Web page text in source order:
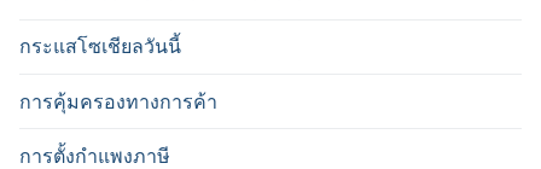
กระแสโซเชียลวันนี้
การคุ้มครองทางการค้า
การตั้งกำแพงภาษี